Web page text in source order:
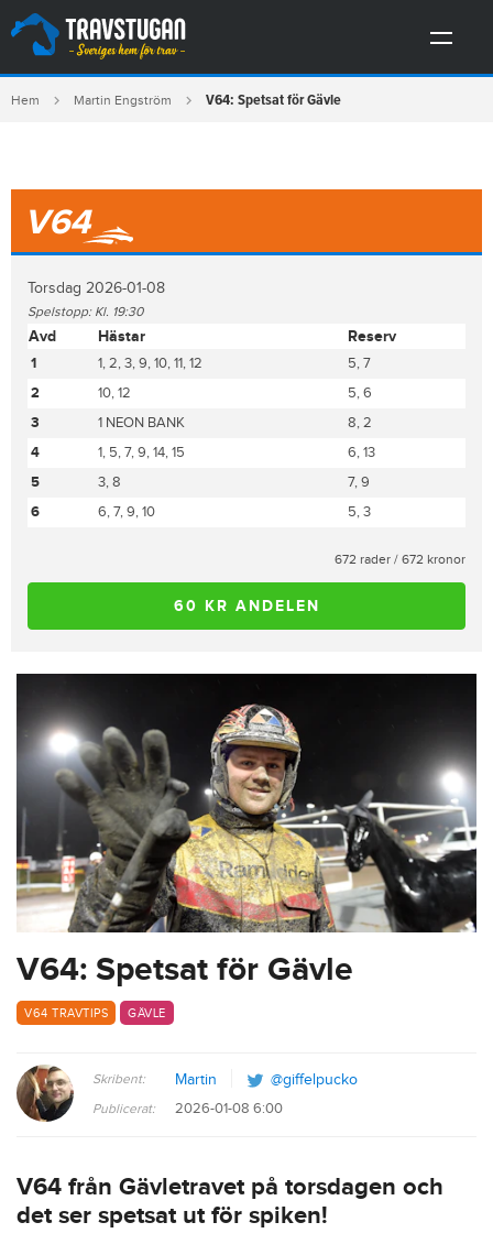
Hem Martin Engström V64: Spetsat för Gävle
V64
Torsdag 2026-01-08
Spelstopp: Kl. 19:30
Avd Hästar Reserv
1 1, 2, 3, 9, 10, 11, 12
5, 7
2
10, 12
5, 6
3
1 NEON BANK
8, 2
4
1, 5, 7, 9, 14, 15
6, 13
5
3, 8
7, 9
6
6, 7, 9, 10 5, 3
672 rader / 672 kronor
60 KR ANDELEN
V64: Spetsat för Gävle
V64 TRAVTIPS GÄVLE
Skribent: Martin @giffelpucko
Publicerat: 2026-01-08 6:00
V64 från Gävletravet på torsdagen och
det ser spetsat ut för spiken!